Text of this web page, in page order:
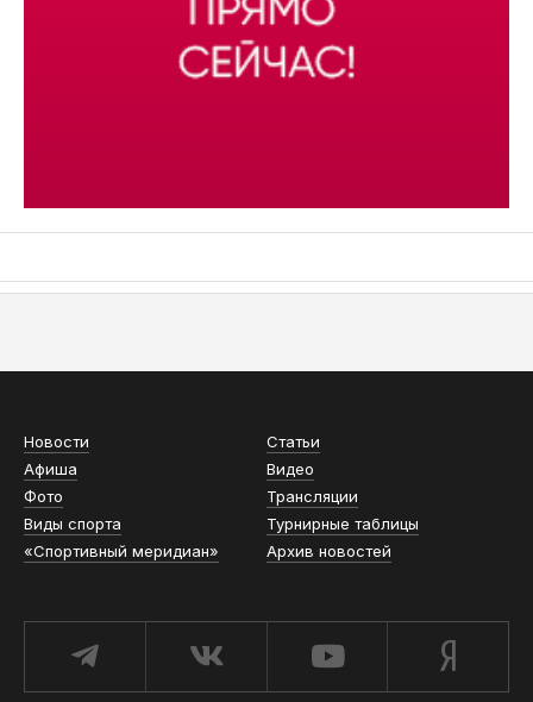
Новости
Статьи
Афиша
Видео
Фото
Трансляции
Виды спорта
Турнирные таблицы
«Спортивный меридиан»
Архив новостей